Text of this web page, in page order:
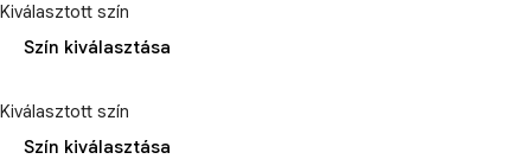
Kiválasztott szín
Szín kiválasztása
Kiválasztott szín
Szín kiválasztása